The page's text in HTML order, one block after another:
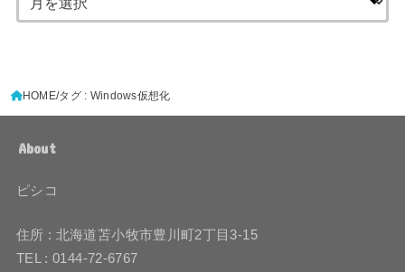
HOME タグ : Windows仮想化
About
ピシコ
住所 : 北海道苫小牧市豊川町2丁目3-15
TEL : 0144-72-6767